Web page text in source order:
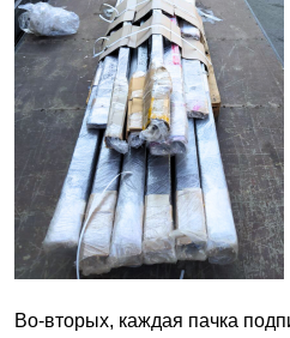
Во-вторых, каждая пачка